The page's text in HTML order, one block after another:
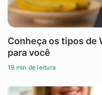
Conheça os tipos de
para você
19 min de leitura